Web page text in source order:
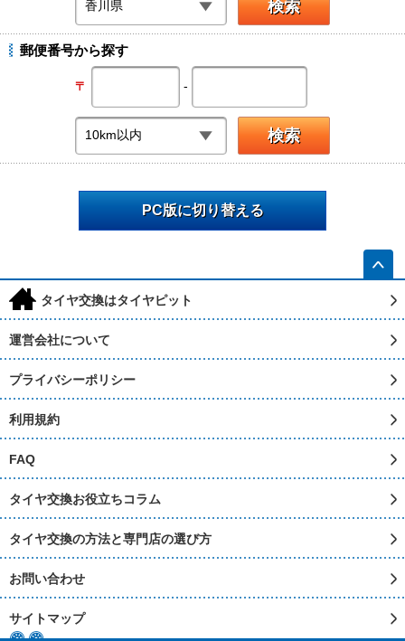
郵便番号から探す
〒 -
PC版に切り替える
h タイヤ交換はタイヤピット
運営会社について
プライバシーポリシー
利用規約
FAQ
タイヤ交換お役立ちコラム
タイヤ交換の方法と専門店の選び方
お問い合わせ
サイトマップ